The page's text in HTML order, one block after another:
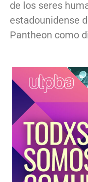
de los seres
estadounidense
Pantheon como